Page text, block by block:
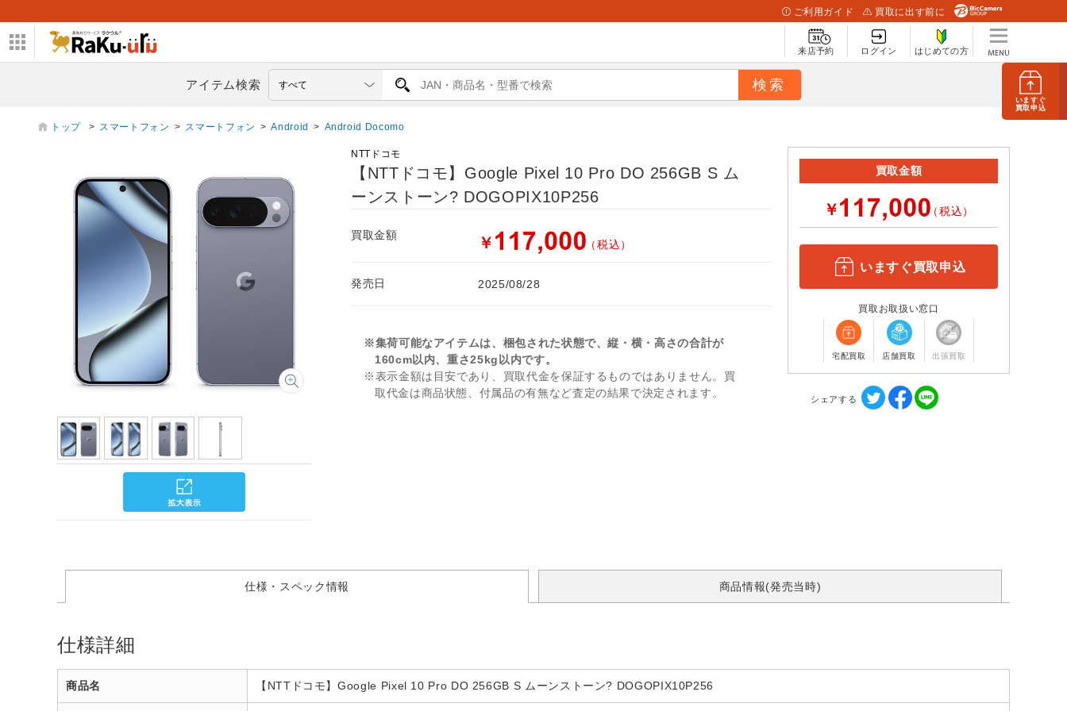
いますぐ
買取申込
ご利用ガイド 買取に出す前に
来店予約 ログイン はじめての方
アイテム検索
トップ > スマートフォン > スマートフォン > Android > Android Docomo
NTTドコモ
【NTTドコモ】Google Pixel 10 Pro DO 256GB S ム
ーンストーン? DOGOPIX10P256
買取金額 ￥ （税込）
発売日 2025/08/28
※集荷可能なアイテムは、梱包された状態で、縦・横・高さの合計が
160cm以内、重さ25kg以内です。
※表示金額は目安であり、買取代金を保証するものではありません。買
取代金は商品状態、付属品の有無など査定の結果で決定されます。
買取金額
￥ （税込）
いますぐ買取申込
買取お取扱い窓口
宅配買取 店舗買取 出張買取
シェアする
仕様・スペック情報 商品情報(発売当時)
仕様詳細
商品名 【NTTドコモ】Google Pixel 10 Pro DO 256GB S ムーンストーン? DOGOPIX10P256